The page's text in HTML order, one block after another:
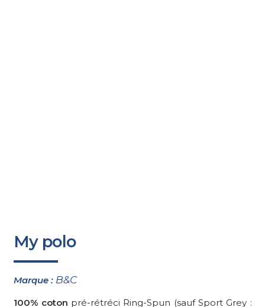
My polo
Marque : B&C
100% coton pré-rétréci Ring-Spun (sauf Sport Grey :